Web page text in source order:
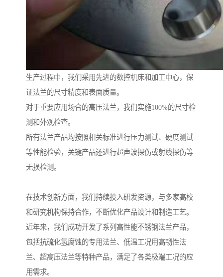
生产过程中，我们采用先进的数控机床和加工中心，保
证法兰的尺寸精度和表面质量。
对于重要应用场合的高压法兰，我们实施100%的尺寸检
测和外观检查。
所有法兰产品均按照相关标准进行压力测试、硬度测试
等性能检验，关键产品还进行超声波探伤或射线探伤等
无损检测。
在技术创新方面，我们持续投入研发资源，与多家高校
和研究机构保持合作，不断优化产品设计和制造工艺。
近年来，我们成功开发了系列高性能不锈钢法兰产品，
包括抗硫化氢腐蚀的专用法兰、低温工况用高韧性法
兰、超高压法兰等特种产品，满足了各类极端工况的应
用需求。